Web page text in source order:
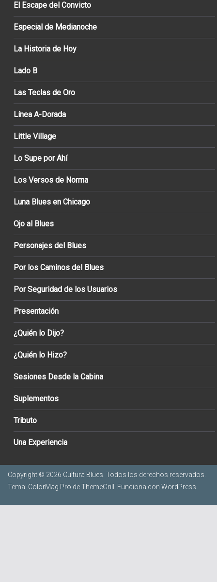
El Escape del Convicto
Especial de Medianoche
La Historia de Hoy
Lado B
Las Teclas de Oro
Línea A-Dorada
Little Village
Lo Supe por Ahí
Los Versos de Norma
Luna Blues en Chicago
Ojo al Blues
Personajes del Blues
Por los Caminos del Blues
Por Seguridad de los Usuarios
Presentación
¿Quién lo Dijo?
¿Quién lo Hizo?
Sesiones Desde la Cabina
Suplementos
Tributo
Una Experiencia
Copyright © 2026 Cultura Blues. Todos los derechos reservados.
Tema: ColorMag Pro de ThemeGrill. Funciona con WordPress.